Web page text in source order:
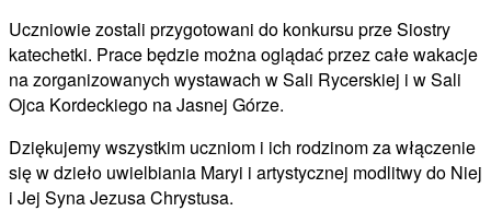
Uczniowie zostali przygotowani do konkursu prze Siostry
katechetki. Prace będzie można oglądać przez całe wakacje
na zorganizowanych wystawach w Sali Rycerskiej i w Sali
Ojca Kordeckiego na Jasnej Górze.
Dziękujemy wszystkim uczniom i ich rodzinom za włączenie
się w dzieło uwielbiania Maryi i artystycznej modlitwy do Niej
i Jej Syna Jezusa Chrystusa.